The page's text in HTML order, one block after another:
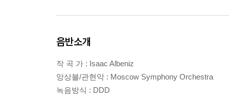
음반소개
작 곡 가 : Isaac Albeniz
앙상블/관현악 : Moscow Symphony Orchestra
녹음방식 : DDD